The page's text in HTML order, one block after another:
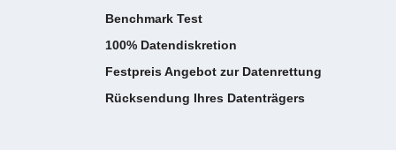
Benchmark Test
100% Datendiskretion
Festpreis Angebot zur Datenrettung
Rücksendung Ihres Datenträgers